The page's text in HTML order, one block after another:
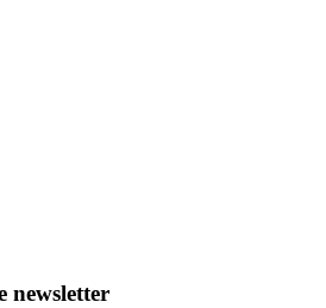
newsletter